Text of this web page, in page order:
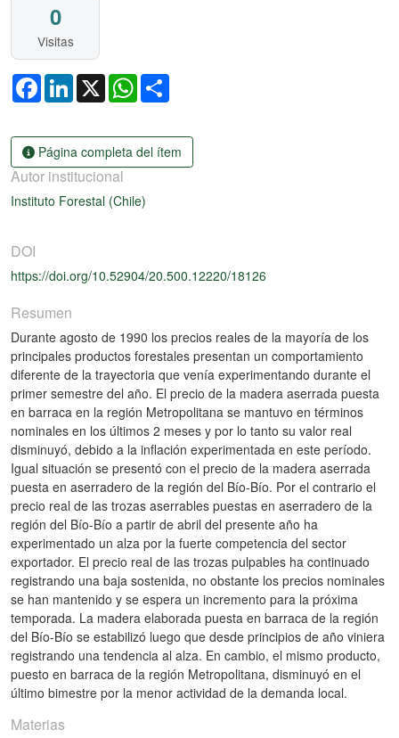
0
Visitas
FacebookLinkedIn
X WhatsApp
Página completa del ítem
Autor institucional
Instituto Forestal (Chile)
DOI
https://doi.org/10.52904/20.500.12220/18126
Resumen
Durante agosto de 1990 los precios reales de la mayoría de los
principales productos forestales presentan un comportamiento
diferente de la trayectoria que venía experimentando durante el
primer semestre del año. El precio de la madera aserrada puesta
en barraca en la región Metropolitana se mantuvo en términos
nominales en los últimos 2 meses y por lo tanto su valor real
disminuyó, debido a la inflación experimentada en este período.
Igual situación se presentó con el precio de la madera aserrada
puesta en aserradero de la región del Bío-Bío. Por el contrario el
precio real de las trozas aserrables puestas en aserradero de la
región del Bío-Bío a partir de abril del presente año ha
experimentado un alza por la fuerte competencia del sector
exportador. El precio real de las trozas pulpables ha continuado
registrando una baja sostenida, no obstante los precios nominales
se han mantenido y se espera un incremento para la próxima
temporada. La madera elaborada puesta en barraca de la región
del Bío-Bío se estabilizó luego que desde principios de año viniera
registrando una tendencia al alza. En cambio, el mismo producto,
puesto en barraca de la región Metropolitana, disminuyó en el
último bimestre por la menor actividad de la demanda local.
Materias